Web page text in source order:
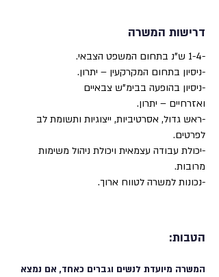
דרישות המשרה
-1-4 ש"נ בתחום המשפט הצבאי.
-ניסיון בתחום המקרקעין – יתרון.
-ניסיון בהופעה בבימ"ש צבאיים
ואזרחיים – יתרון.
-ראש גדול, אסרטיביות, ייצוגיות ותשומת לב
לפרטים.
-יכולת עבודה עצמאית ויכולת ניהול משימות
מרובות.
-נכונות למשרה לטווח ארוך.
הטבות:
המשרה מיועדת לנשים וגברים כאחד, אם נמצא